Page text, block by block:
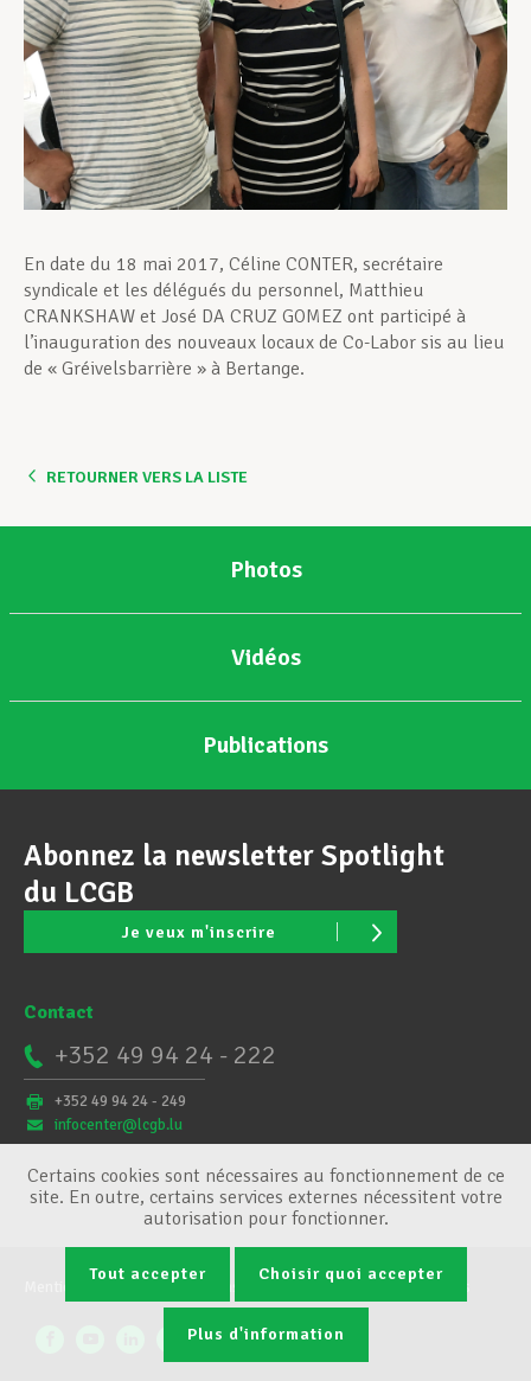
Devenir Membre
Actualités
En date du 18 mai 2017, Céline CONTER, secrétaire
syndicale et les délégués du personnel, Matthieu
CRANKSHAW et José DA CRUZ GOMEZ ont participé à
l’inauguration des nouveaux locaux de Co-Labor sis au lieu
de « Gréivelsbarrière » à Bertange.
RETOURNER VERS LA LISTE
Photos
Vidéos
Publications
Abonnez la newsletter Spotlight
du LCGB
Je veux m'inscrire
Contact
+352 49 94 24 - 222
+352 49 94 24 - 249
infocenter@lcgb.lu
Conditions générales Gestion des cookies
Certains cookies sont nécessaires au fonctionnement de ce
site. En outre, certains services externes nécessitent votre
autorisation pour fonctionner.
Tout accepter Choisir quoi accepter
Plus d'information